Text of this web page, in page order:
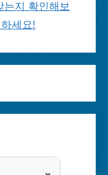
는지 확인해보
세요!